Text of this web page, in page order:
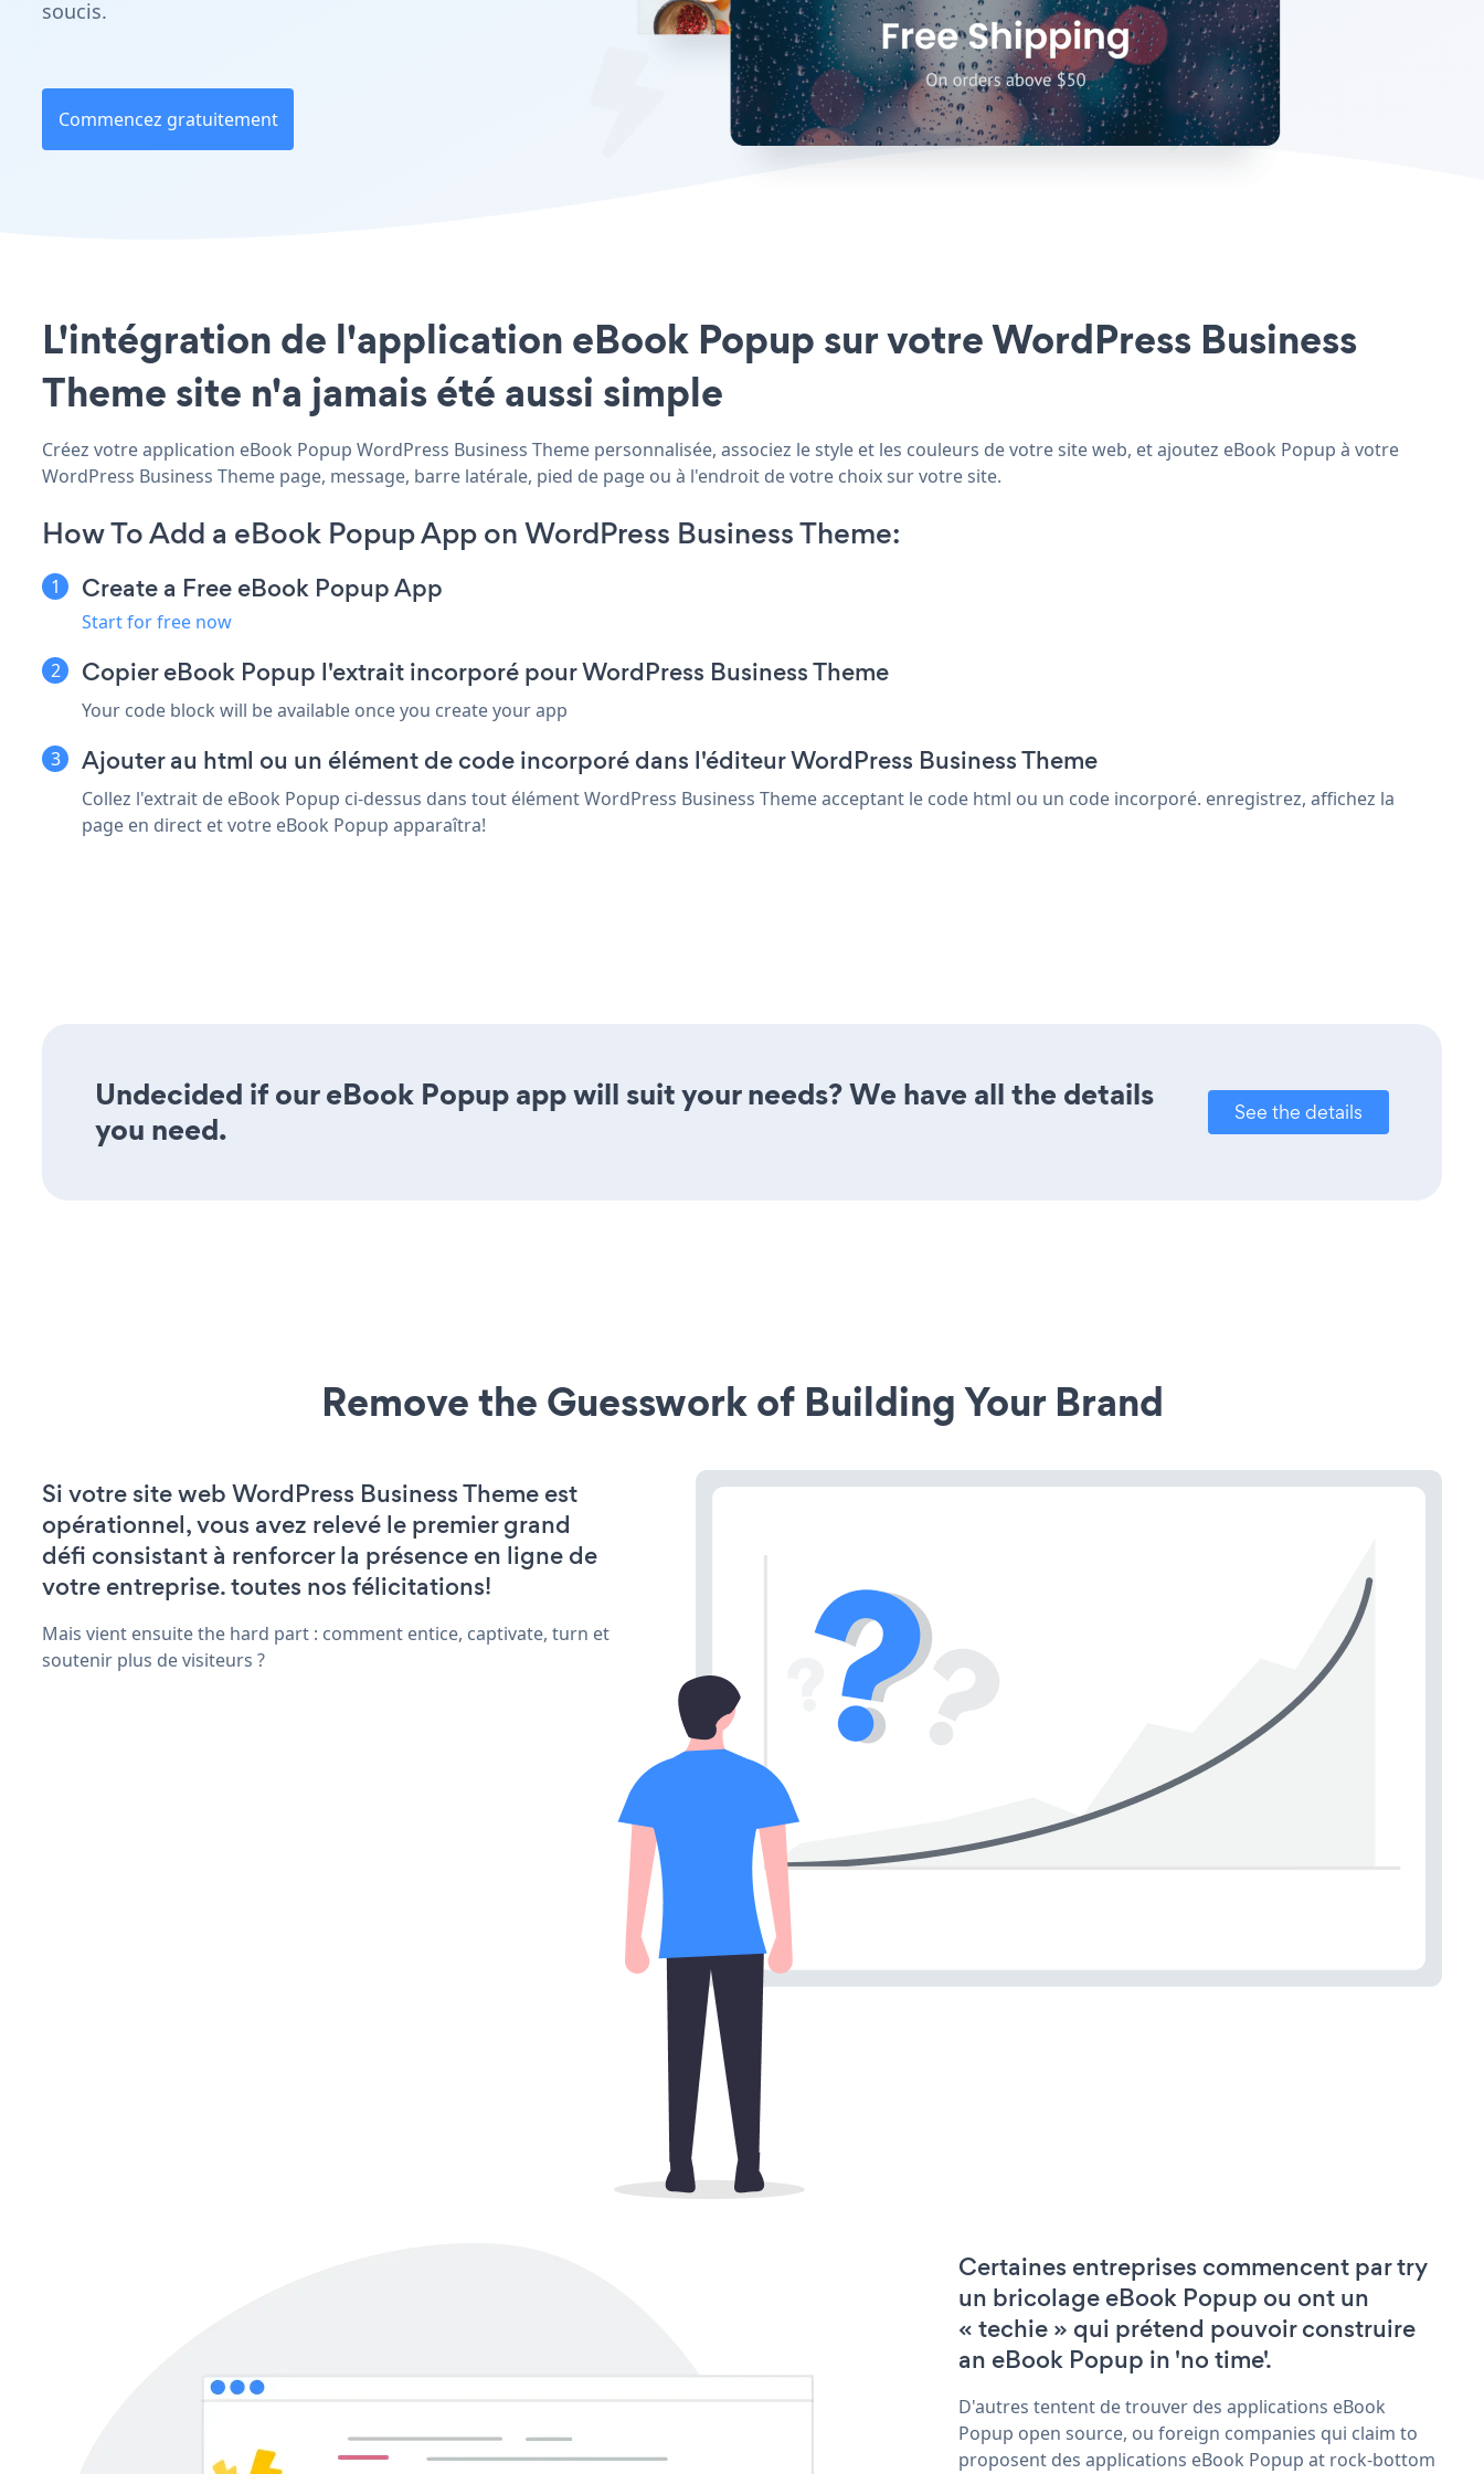
soucis.
Commencez gratuitement
L'intégration de l'application eBook Popup sur votre WordPress Business
Theme site n'a jamais été aussi simple
Créez votre application eBook Popup WordPress Business Theme personnalisée, associez le style et les couleurs de votre site web, et ajoutez eBook Popup à votre
WordPress Business Theme page, message, barre latérale, pied de page ou à l'endroit de votre choix sur votre site.
How To Add a eBook Popup App on WordPress Business Theme:
Create a Free eBook Popup App
Start for free now
Copier eBook Popup l'extrait incorporé pour WordPress Business Theme
Your code block will be available once you create your app
Ajouter au html ou un élément de code incorporé dans l'éditeur WordPress Business Theme
Collez l'extrait de eBook Popup ci-dessus dans tout élément WordPress Business Theme acceptant le code html ou un code incorporé. enregistrez, affichez la
page en direct et votre eBook Popup apparaîtra!
Undecided if our eBook Popup app will suit your needs? We have all the details
you need.
See the details
Remove the Guesswork of Building Your Brand
Si votre site web WordPress Business Theme est
opérationnel, vous avez relevé le premier grand
défi consistant à renforcer la présence en ligne de
votre entreprise. toutes nos félicitations!
Mais vient ensuite the hard part : comment entice, captivate, turn et
soutenir plus de visiteurs ?
Certaines entreprises commencent par try
un bricolage eBook Popup ou ont un
« techie » qui prétend pouvoir construire
an eBook Popup in 'no time'.
D'autres tentent de trouver des applications eBook
Popup open source, ou foreign companies qui claim to
proposent des applications eBook Popup at rock-bottom